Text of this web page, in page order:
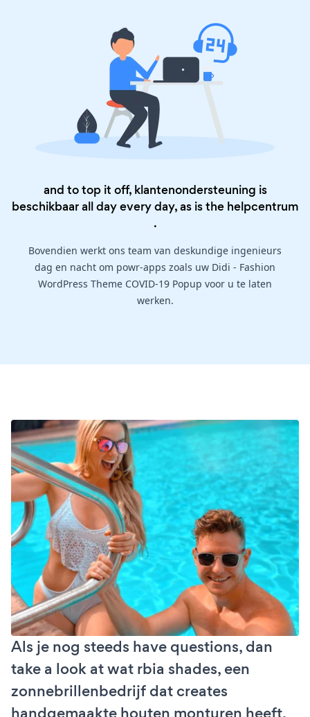
and to top it off, klantenondersteuning is
beschikbaar all day every day, as is the helpcentrum
.
Bovendien werkt ons team van deskundige ingenieurs
dag en nacht om powr-apps zoals uw Didi - Fashion
WordPress Theme COVID-19 Popup voor u te laten
werken.
Als je nog steeds have questions, dan
take a look at wat rbia shades, een
zonnebrillenbedrijf dat creates